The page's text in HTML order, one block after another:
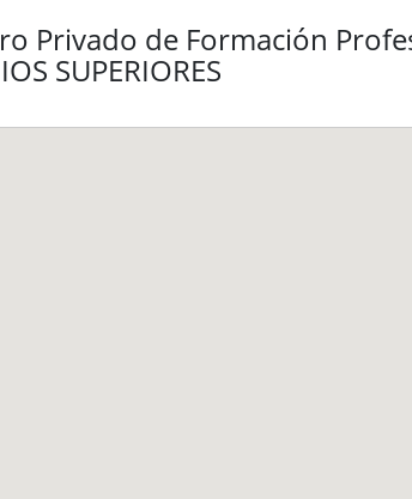
Privado de Formación
SUPERIORES